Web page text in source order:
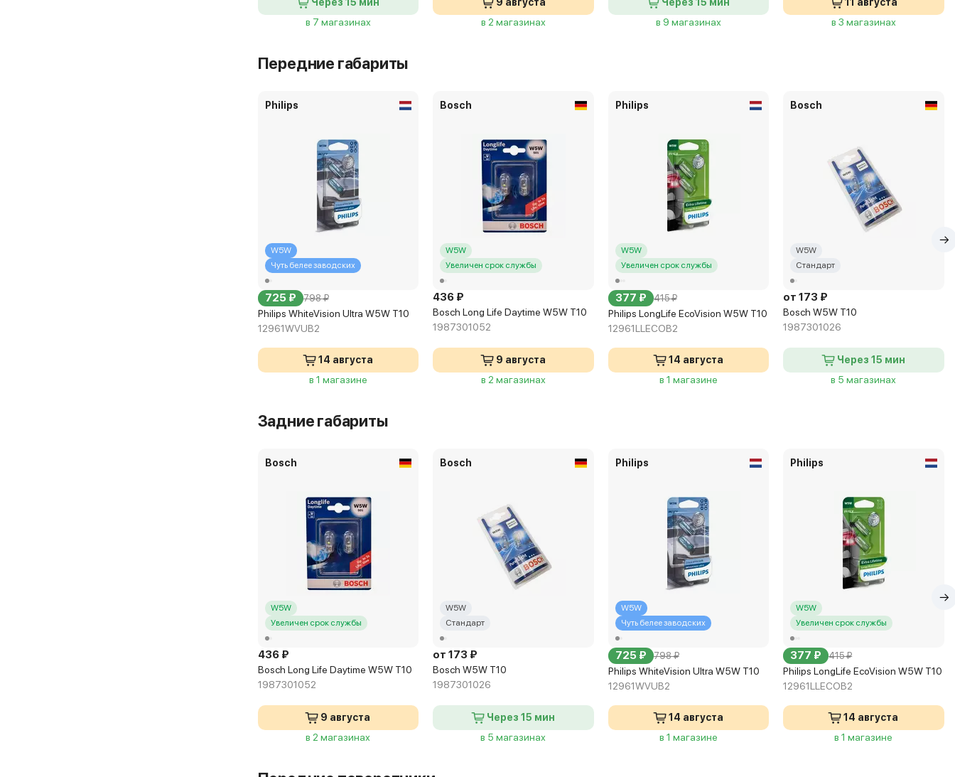
в 7 магазинах
в 2 магазинах
в 9 магазинах
в 3 магазинах
Передние габариты
Philips
W5W
Чуть белее заводских
725 ₽ 798 ₽
Philips WhiteVision Ultra W5W T10
12961WVUB2
14 августа
в 1 магазине
Bosch
W5W
Увеличен срок службы
436 ₽
Bosch Long Life Daytime W5W T10
1987301052
9 августа
в 2 магазинах
Philips
W5W
Увеличен срок службы
377 ₽ 415 ₽
Philips LongLife EcoVision W5W T10
12961LLECOB2
14 августа
в 1 магазине
Bosch
W5W
Стандарт
от 173 ₽
Bosch W5W T10
1987301026
Через 15 мин
в 5 магазинах
Задние габариты
Bosch
W5W
Увеличен срок службы
436 ₽
Bosch Long Life Daytime W5W T10
1987301052
9 августа
в 2 магазинах
Bosch
W5W
Стандарт
от 173 ₽
Bosch W5W T10
1987301026
Через 15 мин
в 5 магазинах
Philips
W5W
Чуть белее заводских
725 ₽ 798 ₽
Philips WhiteVision Ultra W5W T10
12961WVUB2
14 августа
в 1 магазине
Philips
W5W
Увеличен срок службы
377 ₽ 415 ₽
Philips LongLife EcoVision W5W T10
12961LLECOB2
14 августа
в 1 магазине